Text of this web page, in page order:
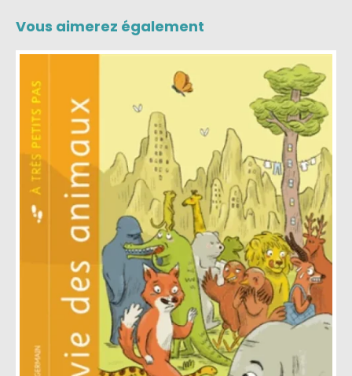
Vous aimerez également